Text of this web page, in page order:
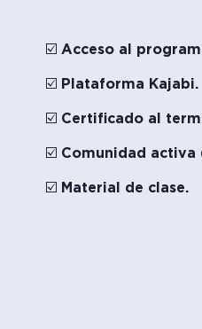
☑️ Acceso al
☑️ Plataforma Kajabi.
☑️ Certificado al
☑️ Comunidad activa
☑️ Material de clase.